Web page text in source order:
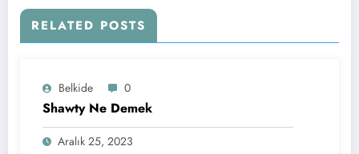
RELATED POSTS
Belkide 0
Shawty Ne Demek
Aralık 25, 2023